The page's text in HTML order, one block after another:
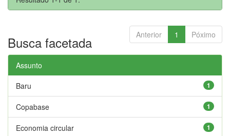
Anterior 1 Póximo
Busca facetada
Assunto
1
Baru
1
Copabase
1
Economia circular